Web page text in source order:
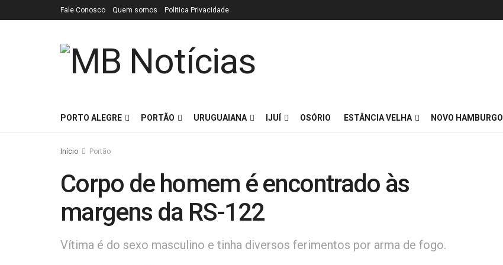
Fale Conosco Quem somos Politica Privacidade
PORTO ALEGRE PORTÃO URUGUAIANA IJUÍ OSÓRIO ESTÂNCIA VELHA NOVO HAMBURGO
Início Portão
Corpo de homem é encontrado às
margens da RS-122
Vítima é do sexo masculino e tinha diversos ferimentos por arma de fogo.